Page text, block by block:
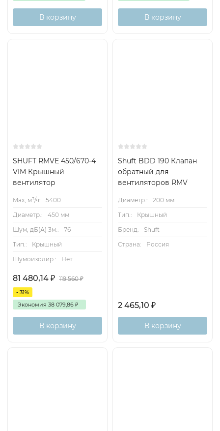
В корзину В корзину
SHUFT RMVE 450/670-4
VIM Крышный
вентилятор
Max, м³/ч:
5400
Диаметр.:
450 мм
Шум, дБ(А) 3м::
76
Тип.:
Крышный
Шумоизолир.:
Нет
81 480,14 ₽ 119 560₽
- 31%
Экономия 38 079,86 ₽
В корзину
Shuft BDD 190 Клапан
обратный для
вентиляторов RMV
Диаметр.:
200 мм
Тип.:
Крышный
Бренд:
Shuft
Страна:
Россия
2 465,10 ₽
В корзину